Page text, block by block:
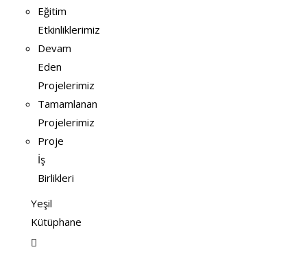
Eğitim
Etkinliklerimiz
Devam
Eden
Projelerimiz
Tamamlanan
Projelerimiz
Proje
İş
Birlikleri
Yeşil
Kütüphane